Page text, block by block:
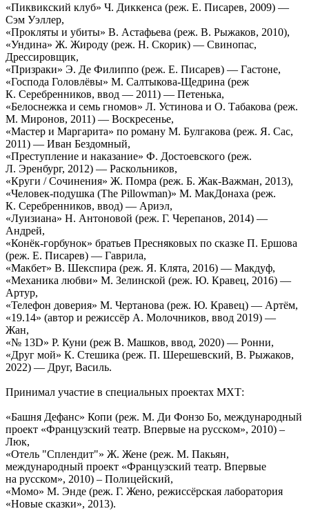
«Пиквикский клуб» Ч. Диккенса (реж. Е. Писарев, 2009) —
Сэм Уэллер,
«Прокляты и убиты» В. Астафьева (реж. В. Рыжаков, 2010),
«Ундина» Ж. Жироду (реж. Н. Скорик) — Свинопас,
Дрессировщик,
«Призраки» Э. Де Филиппо (реж. Е. Писарев) — Гастоне,
«Господа Головлёвы» М. Салтыкова-Щедрина (реж
К. Серебренников, ввод — 2011) — Петенька,
«Белоснежка и семь гномов» Л. Устинова и О. Табакова (реж.
М. Миронов, 2011) — Воскресенье,
«Мастер и Маргарита» по роману М. Булгакова (реж. Я. Сас,
2011) — Иван Бездомный,
«Преступление и наказание» Ф. Достоевского (реж.
Л. Эренбург, 2012) — Раскольников,
«Круги / Сочинения» Ж. Помра (реж. Б. Жак-Важман, 2013),
«Человек-подушка (The Pillowman)» М. МакДонаха (реж.
К. Серебренников, ввод) — Ариэл,
«Луизиана» Н. Антоновой (реж. Г. Черепанов, 2014) —
Андрей,
«Конёк-горбунок» братьев Пресняковых по сказке П. Ершова
(реж. Е. Писарев) — Гаврила,
«Макбет» В. Шекспира (реж. Я. Клята, 2016) — Макдуф,
«Механика любви» М. Зелинской (реж. Ю. Кравец, 2016) —
Артур,
«Телефон доверия» М. Чертанова (реж. Ю. Кравец) — Артём,
«19.14» (автор и режиссёр А. Молочников, ввод 2019) —
Жан,
«№ 13D» Р. Куни (реж В. Машков, ввод, 2020) — Ронни,
«Друг мой» К. Стешика (реж. П. Шерешевский, В. Рыжаков,
2022) — Друг, Василь.
Принимал участие в специальных проектах МХТ:
«Башня Дефанс» Копи (реж. М. Ди Фонзо Бо, международный
проект «Французский театр. Впервые на русском», 2010) –
Люк,
«Отель "Сплендит"» Ж. Жене (реж. М. Пакьян,
международный проект «Французский театр. Впервые
на русском», 2010) – Полицейский,
«Момо» М. Энде (реж. Г. Жено, режиссёрская лаборатория
«Новые сказки», 2013).